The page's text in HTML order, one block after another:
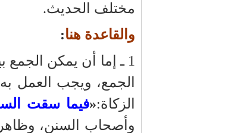
مختلف الحديث.
والقاعدة هنا:
1 ـ إما أن يمكن الجمع
الجمع، ويجب العمل
الزكاة:«فيما سقت
وأصحاب السنن،